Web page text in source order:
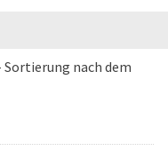
nach dem